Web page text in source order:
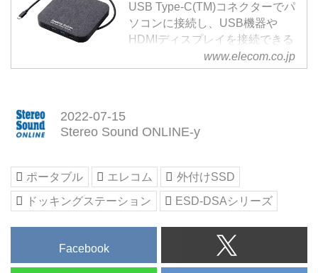
USB Type-C(TM)コネクターでパ
ソコンに接続し、USB機器や
HDMIディスプレイを接続できる
ドッキングステーションの機能を
搭載。読み込み最大400MB/s、書
www.elecom.co.jp
2022-07-15
Stereo Sound ONLINE-y
ポータブル エレコム
外付けSSD
ドッキングステーション
ESD-DSAシリーズ
Facebook